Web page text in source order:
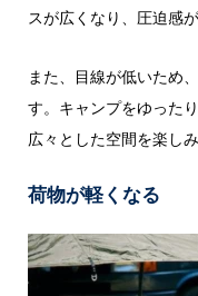
スが広くなり、圧迫感
また、目線が低いため
す。キャンプをゆった
広々とした空間を楽し
荷物が軽くなる